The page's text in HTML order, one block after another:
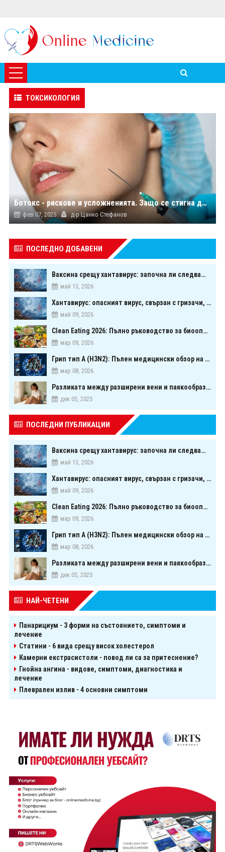
ТОКСИКОЛОГИЯ
Ботокс - рискове и усложненията. Защо се стигна до усложнения от инжекции с ботулинов токсин на Арина Гудз?
фев 07, 2025 д-р Цанко Стефанов
ПОСЛЕДНО ДОБАВЕНИ
Ваксина срещу хантавирус: започна ли следващата голяма надпревара в медицината?
май 13, 2026
Хантавирус: опасният вирус, свързан с гризачи, който предизвика тревога в Европа
май 09, 2026
Clean Eating 2026: Пълно ръководство за биооптимизация чрез хранене
мар 09, 2026
Грип тип A (H3N2): Пълен медицински обзор на сезонния щам през 2026 г.
мар 08, 2026
Разликата между разширени вени и паякообразни вени - и как наистина можете да ги предотвратите
дек 05, 2025
ПОСЛЕДНИ ПУБЛИКАЦИИ
Ваксина срещу хантавирус: започна ли следващата голяма надпревара в медицината?
май 13, 2026
Хантавирус: опасният вирус, свързан с гризачи, който предизвика тревога в Европа
май 09, 2026
Clean Eating 2026: Пълно ръководство за биооптимизация чрез хранене
мар 09, 2026
Грип тип A (H3N2): Пълен медицински обзор на сезонния щам през 2026 г.
мар 08, 2026
Разликата между разширени вени и паякообразни вени - и как наистина можете да ги предотвратите
дек 05, 2025
НАЙ-ЧЕТЕНИ
Панарициум - 3 форми на състоянието, симптоми и
лечение
Статини - 6 вида срещу висок холестерол
Камерни екстрасистоли - повод ли са за притеснение?
Гнойна ангина - видове, симптоми, диагностика и
лечение
Плеврален излив - 4 основни симптоми